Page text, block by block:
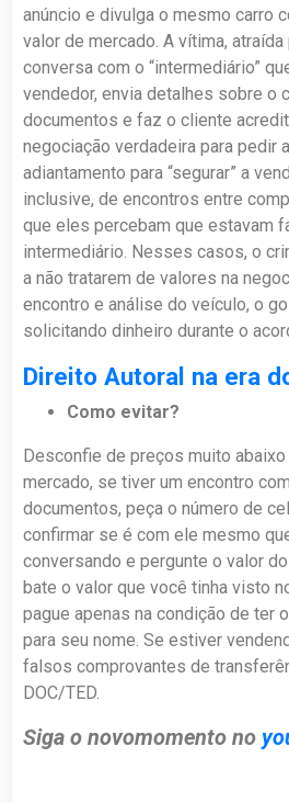
anúncio e divulga o mesmo carro
valor de mercado. A vítima,
conversa com o “intermediário”
vendedor, envia detalhes sobre o
documentos e faz o cliente
negociação verdadeira para pedir
adiantamento para “segurar” a
inclusive, de encontros entre
que eles percebam que estavam
intermediário. Nesses casos, o
a não tratarem de valores na
encontro e análise do veículo, o
solicitando dinheiro durante o
Direito Autoral na era
Como evitar?
Desconfie de preços muito
mercado, se tiver um encontro
documentos, peça o número de
confirmar se é com ele mesmo
conversando e pergunte o valor
bate o valor que você tinha visto
pague apenas na condição de ter
para seu nome. Se estiver
falsos comprovantes de
DOC/TED.
Siga o novomomento no